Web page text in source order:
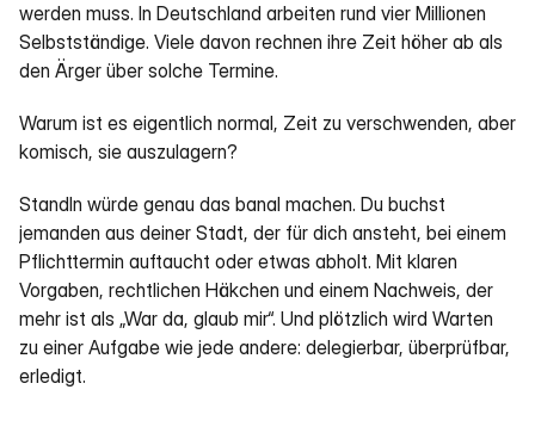
werden muss. In Deutschland arbeiten rund vier Millionen
Selbstständige. Viele davon rechnen ihre Zeit höher ab als
den Ärger über solche Termine.
Warum ist es eigentlich normal, Zeit zu verschwenden, aber
komisch, sie auszulagern?
StandIn würde genau das banal machen. Du buchst
jemanden aus deiner Stadt, der für dich ansteht, bei einem
Pflichttermin auftaucht oder etwas abholt. Mit klaren
Vorgaben, rechtlichen Häkchen und einem Nachweis, der
mehr ist als „War da, glaub mir“. Und plötzlich wird Warten
zu einer Aufgabe wie jede andere: delegierbar, überprüfbar,
erledigt.